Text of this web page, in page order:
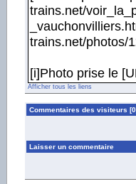
Afficher tous les liens
Commentaires des visiteurs
Laisser un commentaire